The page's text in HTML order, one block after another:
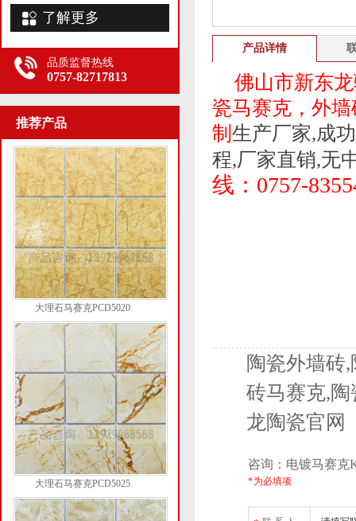
了解更多
品质监督热线
0757-82717813
推荐产品
大理石马赛克PCD5020
大理石马赛克PCD5025
产品详情
佛山市新东
瓷马赛克，外
制 生产厂家,成
程,厂家直销,无
线： 0757-
陶瓷外墙砖
砖马赛克,
龙陶瓷官网
咨询：电镀马赛克
* 为必填项